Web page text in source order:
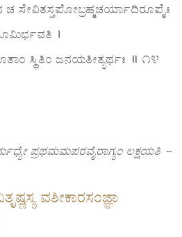
ಚ ಸೇವಿತಸ್ತಪೋಬ್ರಹ್ಮಚರ್ಯಾದಿರೂಪೈಃ
।
ಸ್ಥಿತಿಂ ಜನಯತೀತ್ಯರ್ಥಃ ॥ ೧೪
ಪ್ರಥಮಮಪರವೈರಾಗ್ಯಂ ಲಕ್ಷಯತಿ –
ವಶೀಕಾರಸಂಜ್ಞಾ